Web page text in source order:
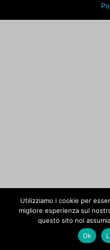
Utilizziamo i cookie per
migliore esperienza sul
questo sito noi
Ok